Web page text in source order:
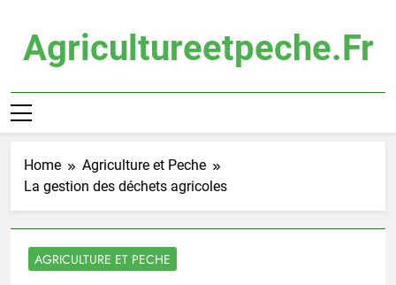
contentAgricultureetpeche.fr
Home
Agriculture et Peche
La gestion des déchets agricoles
AGRICULTURE ET PECHE